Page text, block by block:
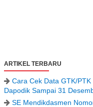
ARTIKEL TERBARU
Cara Cek Data GTK/
Dapodik Sampai 31
SE Mendikdasmen